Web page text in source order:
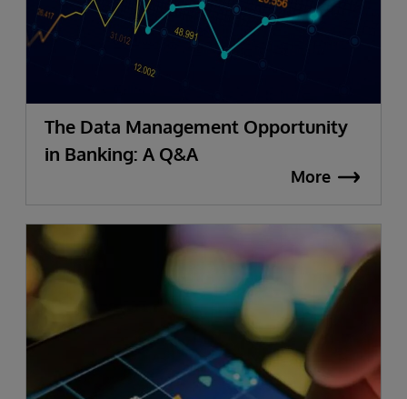
The Data Management Opportunity
in Banking: A Q&A
More